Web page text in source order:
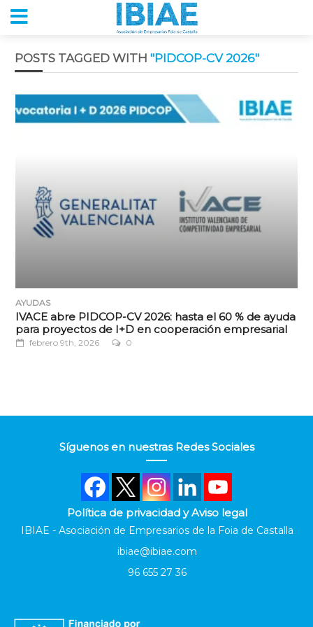
POSTS TAGGED WITH "PIDCOP-CV 2026"
AYUDAS
IVACE abre PIDCOP-CV 2026: hasta el 60 % de ayuda
para proyectos de I+D en cooperación empresarial
febrero 9th, 2026 0
Síguenos en nuestras Redes Sociales
Política de privacidad y Aviso legal
IBIAE - Asociación de Empresarios de la Foia de Castalla
ibiae@ibiae.com
96 655 27 36